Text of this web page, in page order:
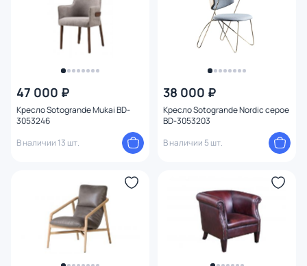
47 000 ₽
Кресло Sotogrande Mukai BD-
3053246
В наличии 13 шт.
38 000 ₽
Кресло Sotogrande Nordic серое
BD-3053203
В наличии 5 шт.